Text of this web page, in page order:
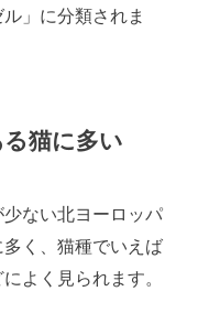
」に分類されま
猫に多い
ない北ヨーロッパ
く、猫種でいえば
よく見られます。